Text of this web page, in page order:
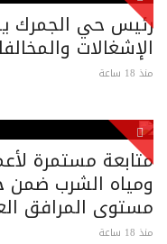
رئيس حي الجمرك
الإشغالات
منذ 18 ساعة
متابعة مستمرة
ومياه الشرب
مستوى المرافق
منذ 18 ساعة